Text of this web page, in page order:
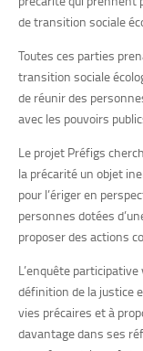
de transition sociale
Toutes ces parties
transition sociale
de réunir des
avec les pouvoirs
Le projet Préfigs
la précarité un objet
pour l’ériger en
personnes dotées
proposer des actions
L’enquête
définition de la justice
vies précaires et à
davantage dans ses